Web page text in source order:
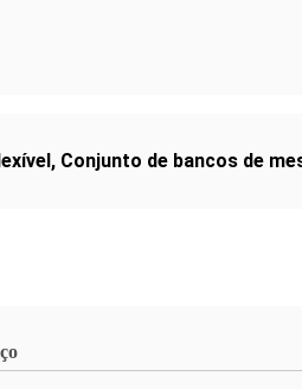
, Conjunto de bancos de